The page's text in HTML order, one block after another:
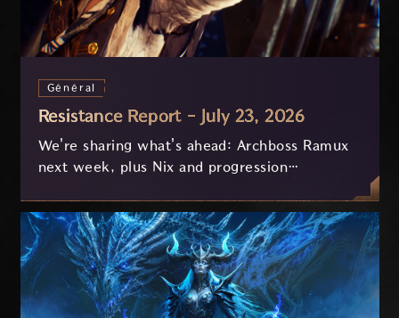
Général
Resistance Report - July 23, 2026
We're sharing what's ahead: Archboss Ramux
next week, plus Nix and progression
on your feedback.